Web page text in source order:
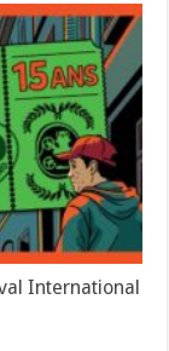
International